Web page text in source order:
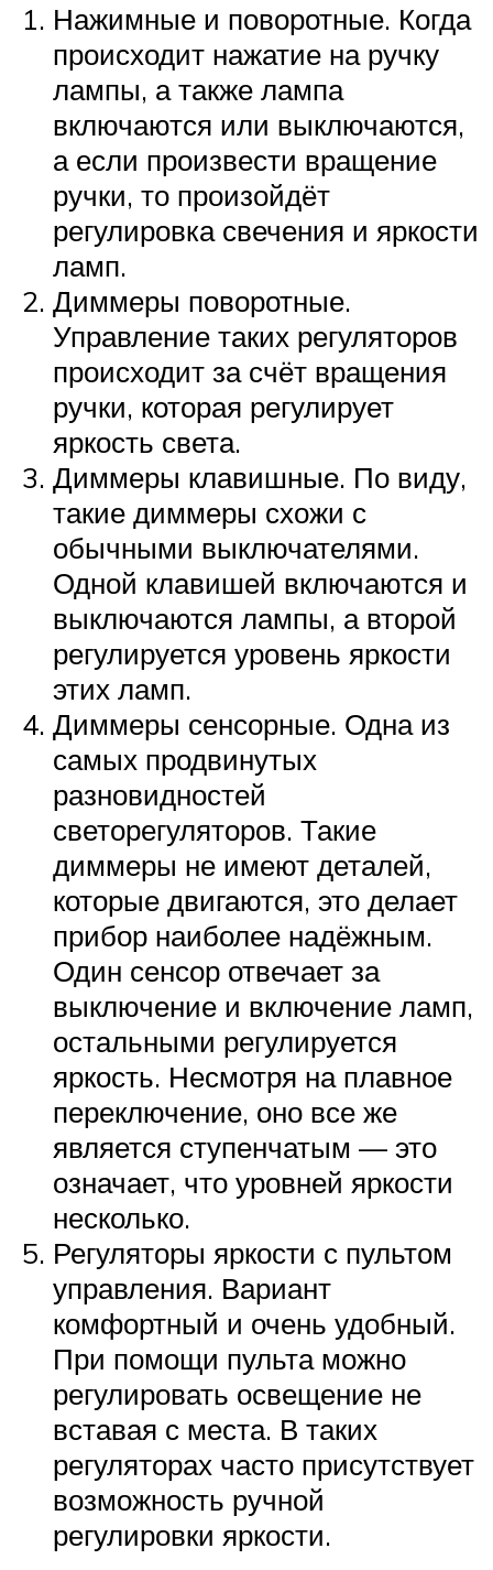
Нажимные и поворотные. Когда
происходит нажатие на ручку
лампы, а также лампа
включаются или выключаются,
а если произвести вращение
ручки, то произойдёт
регулировка свечения и яркости
ламп.
Диммеры поворотные.
Управление таких регуляторов
происходит за счёт вращения
ручки, которая регулирует
яркость света.
Диммеры клавишные. По виду,
такие диммеры схожи с
обычными выключателями.
Одной клавишей включаются и
выключаются лампы, а второй
регулируется уровень яркости
этих ламп.
Диммеры сенсорные. Одна из
самых продвинутых
разновидностей
светорегуляторов. Такие
диммеры не имеют деталей,
которые двигаются, это делает
прибор наиболее надёжным.
Один сенсор отвечает за
выключение и включение ламп,
остальными регулируется
яркость. Несмотря на плавное
переключение, оно все же
является ступенчатым — это
означает, что уровней яркости
несколько.
Регуляторы яркости с пультом
управления. Вариант
комфортный и очень удобный.
При помощи пульта можно
регулировать освещение не
вставая с места. В таких
регуляторах часто присутствует
возможность ручной
регулировки яркости.